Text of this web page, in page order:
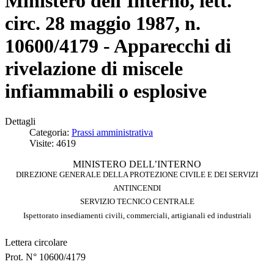
circ. 28 maggio 1987, n.
10600/4179 - Apparecchi di
rivelazione di miscele
infiammabili o esplosive
Dettagli
Categoria: Prassi amministrativa
Visite: 4619
MINISTERO DELL’INTERNO
DIREZIONE GENERALE DELLA PROTEZIONE CIVILE E DEI SERVIZI
ANTINCENDI
SERVIZIO TECNICO CENTRALE
Ispettorato insediamenti civili, commerciali, artigianali ed industriali
Lettera circolare
Prot. N° 10600/4179